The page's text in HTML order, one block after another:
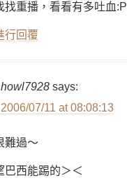
找重播，看看有多吐血:P
行回覆
howl7928 says:
2006/07/11 at 08:08:13
難過～
巴西能踢的＞＜